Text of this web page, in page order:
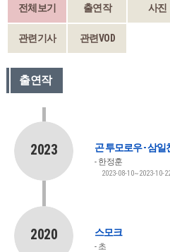
전체보기 출연작 사진
관련기사 관련VOD
출연작
2023 곤 투모로우 - 삼일
한정훈
2023-08-10~2023-10-
2020 스모크
초